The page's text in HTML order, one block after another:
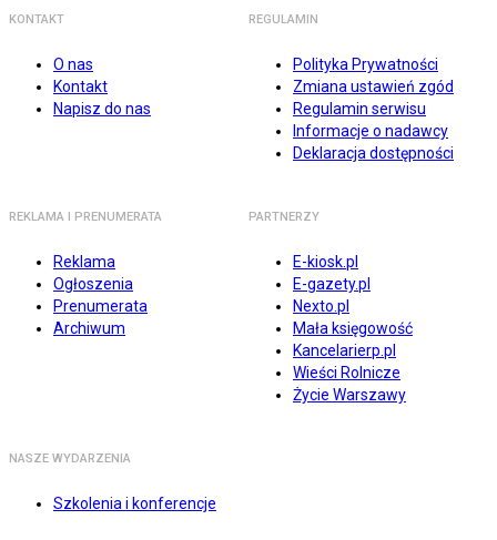
KONTAKT
O nas
Kontakt
Napisz do nas
REGULAMIN
Polityka Prywatności
Zmiana ustawień zgód
Regulamin serwisu
Informacje o nadawcy
Deklaracja dostępności
REKLAMA I PRENUMERATA
Reklama
Ogłoszenia
Prenumerata
Archiwum
PARTNERZY
E-kiosk.pl
E-gazety.pl
Nexto.pl
Mała księgowość
Kancelarierp.pl
Wieści Rolnicze
Życie Warszawy
NASZE WYDARZENIA
Szkolenia i konferencje